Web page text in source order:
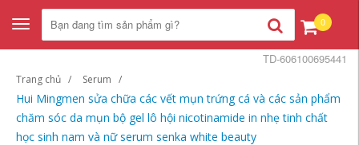
Toggle
navigation
0
Trang chủ Serum
Hui Mingmen sửa chữa các vết mụn trứng cá và các sản phẩm
chăm sóc da mụn bộ gel lô hội nicotinamide in nhẹ tinh chất
học sinh nam và nữ serum senka white beauty
TD-606100695441